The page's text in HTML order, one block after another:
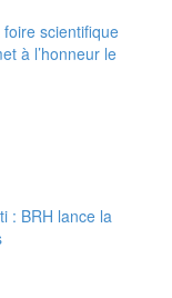
scientifique
à l’honneur le
: BRH lance la